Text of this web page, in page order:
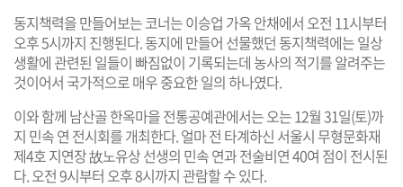
동지책력을 만들어보는 코너는 이승업 가옥 안채에서 오전 11시부터
오후 5시까지 진행된다. 동지에 만들어 선물했던 동지책력에는 일상
생활에 관련된 일들이 빠짐없이 기록되는데 농사의 적기를 알려주는
것이어서 국가적으로 매우 중요한 일의 하나였다.
이와 함께 남산골 한옥마을 전통공예관에서는 오는 12월 31일(토)까
지 민속 연 전시회를 개최한다. 얼마 전 타계하신 서울시 무형문화재
제4호 지연장 故노유상 선생의 민속 연과 전술비연 40여 점이 전시된
다. 오전 9시부터 오후 8시까지 관람할 수 있다.